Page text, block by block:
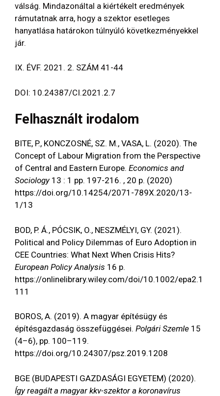
válság. Mindazonáltal a kiértékelt eredmények
rámutatnak arra, hogy a szektor esetleges
hanyatlása határokon túlnyúló következményekkel
jár.
IX. ÉVF. 2021. 2. SZÁM 41-44
DOI: 10.24387/CI.2021.2.7
Felhasznált irodalom
BITE, P., KONCZOSNÉ, SZ. M., VASA, L. (2020). The
Concept of Labour Migration from the Perspective
of Central and Eastern Europe. Economics and
Sociology 13 : 1 pp. 197-216. , 20 p. (2020)
https://doi.org/10.14254/2071-789X.2020/13-
1/13
BOD, P. Á., PÓCSIK, O., NESZMÉLYI, GY. (2021).
Political and Policy Dilemmas of Euro Adoption in
CEE Countries: What Next When Crisis Hits?
European Policy Analysis 16 p.
https://onlinelibrary.wiley.com/doi/10.1002/epa2.1
111
BOROS, A. (2019). A magyar építésügy és
építésgazdaság összefüggései. Polgári Szemle 15
(4–6), pp. 100–119.
https://doi.org/10.24307/psz.2019.1208
BGE (BUDAPESTI GAZDASÁGI EGYETEM) (2020).
Így reagált a magyar kkv-szektor a koronavírus